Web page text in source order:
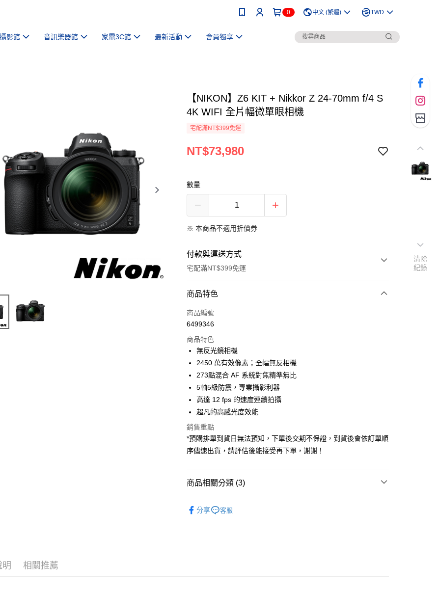
0 中文 (繁體) TWD
影館 音訊樂器館 家電3C館 最新活動 會員獨享
【NIKON】Z6 KIT + Nikkor Z 24-70mm f/4 S
4K WIFI 全片幅微單眼相機
宅配滿NT$399免運
NT$73,980
數量
※ 本商品不適用折價券
付款與運送方式
宅配滿NT$399免運
付款方式
信用卡一次付款
3 期 0 利率 每期
合作金庫商業銀行
華南商業銀行
國泰世華商業銀行
臺灣中小企業銀行
匯豐（台灣）商業銀行
聯邦商業銀行
玉山商業銀行
星展（台灣）商業銀行
台新國際商業銀行
中國信託商業銀行
6 期 0 利率 每期 NT$12,330
合作金庫商業銀行
華南商業銀行
上海商業儲蓄銀行
臺灣中小企業銀行
匯豐（台灣）商業銀行
聯邦商業銀行
遠東國際商業銀行
元大商業銀行
永豐商業銀行
台灣樂天信用卡公司
12 期 0 利率 每期NT$6,165
合作金庫商業銀行
華南商業銀行
上海商業儲蓄銀行
臺灣中小企業銀行
匯豐（台灣）商業銀行
華泰商業銀行
聯邦商業銀行
遠東國際商業銀行
台新國際商業銀行
LINE Pay
Apple Pay
街口支付
悠遊付
全支付
商品特色
商品編號
6499346
商品特色
無反光鏡相機
2450 萬有效像素；全幅無反相機
273點混合 AF 系統對焦精準無比
5軸5級防震，專業攝影利器
高達 12 fps 的速度連續拍攝
超凡的高感光度效能
銷售重點
*預購排單到貨日無法預知，下單後交期不保證，到貨後會依訂單順
序儘速出貨，請評估後能接受再下單，謝謝！
商品相關分類 (3)
分享 客服
明 相關推薦
清除
紀錄